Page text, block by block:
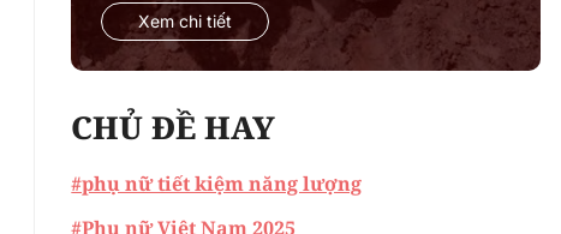
Xem chi tiết
CHỦ ĐỀ HAY
#phụ nữ tiết kiệm năng lượng
#Phụ nữ Việt Nam 2025